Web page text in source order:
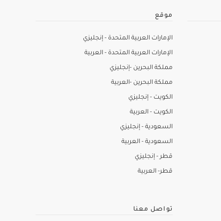
موقع
الإمارات العربية المتحدة - إنجليزي
الإمارات العربية المتحدة - العربية
مملكة البحرين -إنجليزي
مملكة البحرين -العربية
الكويت - إنجليزي
الكويت - العربية
السعودية - إنجليزي
السعودية - العربية
قطر - إنجليزي
قطر- العربية
تواصل معنا